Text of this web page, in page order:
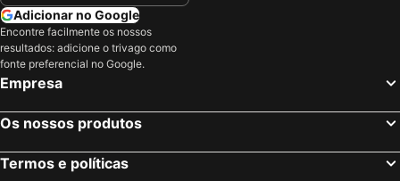
Adicionar no Google
Encontre facilmente os nossos
resultados: adicione o trivago como
fonte preferencial no Google.
Empresa
Os nossos produtos
Termos e políticas